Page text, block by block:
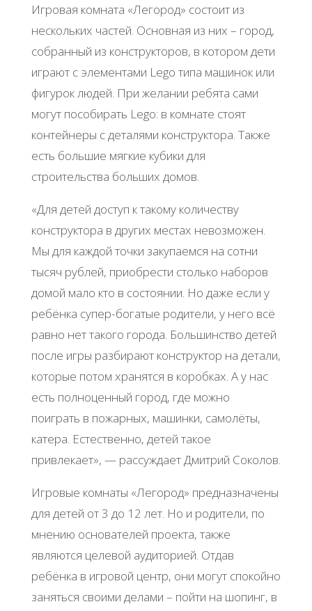
Игровая комната «Легород» состоит из
нескольких частей. Основная из них – город,
собранный из конструкторов, в котором дети
играют с элементами Lego типа машинок или
фигурок людей. При желании ребята сами
могут пособирать Lego: в комнате стоят
контейнеры с деталями конструктора. Также
есть большие мягкие кубики для
строительства больших домов.
«Для детей доступ к такому количеству
конструктора в других местах невозможен.
Мы для каждой точки закупаемся на сотни
тысяч рублей, приобрести столько наборов
домой мало кто в состоянии. Но даже если у
ребёнка супер-богатые родители, у него всё
равно нет такого города. Большинство детей
после игры разбирают конструктор на детали,
которые потом хранятся в коробках. А у нас
есть полноценный город, где можно
поиграть в пожарных, машинки, самолёты,
катера. Естественно, детей такое
привлекает», — рассуждает Дмитрий Соколов.
Игровые комнаты «Легород» предназначены
для детей от 3 до 12 лет. Но и родители, по
мнению основателей проекта, также
являются целевой аудиторией. Отдав
ребёнка в игровой центр, они могут спокойно
заняться своими делами – пойти на шопинг, в